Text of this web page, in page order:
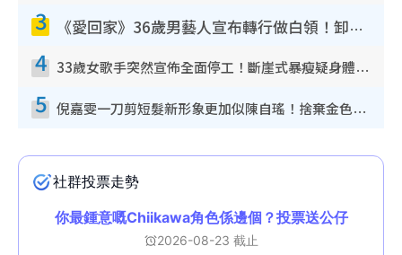
3 《愛回家》36歲男藝人宣布轉行做白領！卸下藝人身份回歸素人平淡生活
4 33歲女歌手突然宣佈全面停工！斷崖式暴瘦疑身體亮紅燈！聲明曝︰將暫時淡出
5 倪嘉雯一刀剪短髮新形象更加似陳自瑤！捨棄金色長髮造型氣質大變超驚喜